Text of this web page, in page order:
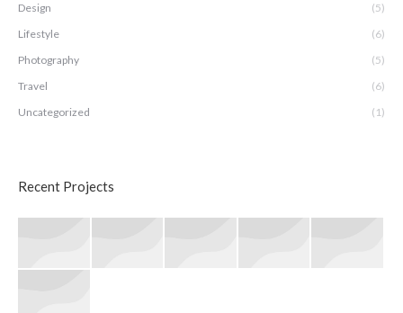
Design
(5)
Lifestyle
(6)
Photography
(5)
Travel
(6)
Uncategorized
(1)
Recent Projects